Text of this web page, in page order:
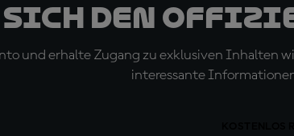
sich den
und erhalte Zugang zu exklusiven Inhalten
interessante